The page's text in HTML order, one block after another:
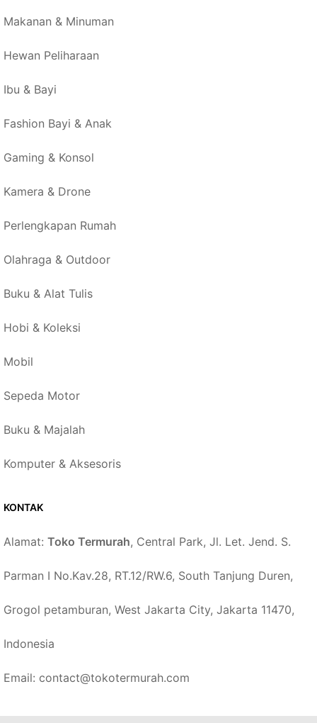
Makanan & Minuman
Hewan Peliharaan
Ibu & Bayi
Fashion Bayi & Anak
Gaming & Konsol
Kamera & Drone
Perlengkapan Rumah
Olahraga & Outdoor
Buku & Alat Tulis
Hobi & Koleksi
Mobil
Sepeda Motor
Buku & Majalah
Komputer & Aksesoris
KONTAK
Alamat: Toko Termurah, Central Park, Jl. Let. Jend. S.
Parman I No.Kav.28, RT.12/RW.6, South Tanjung Duren,
Grogol petamburan, West Jakarta City, Jakarta 11470,
Indonesia
Email: contact@tokotermurah.com